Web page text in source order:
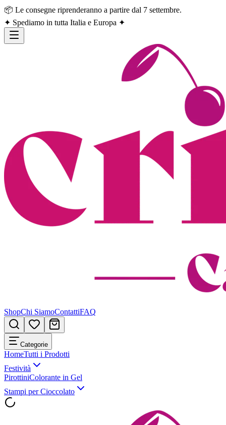
📦 Le consegne riprenderanno a partire dal 7 settembre.
✦ Spediamo in tutta Italia e Europa ✦
ShopChi SiamoContattiFAQ
Categorie
HomeTutti i Prodotti
Festività
PirottiniColorante in Gel
Stampi per Cioccolato